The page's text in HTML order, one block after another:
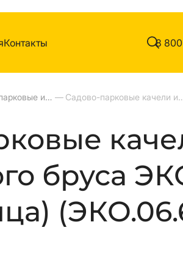
Контакты 8
Качели Садово-парковые из клеенного бруса с навесом — Садово-парковые качели из
бруса